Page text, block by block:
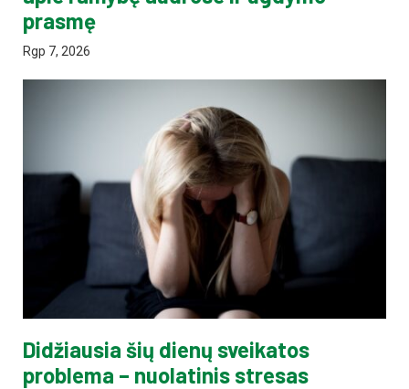
prasmę
Rgp 7, 2026
Didžiausia šių dienų sveikatos
problema – nuolatinis stresas